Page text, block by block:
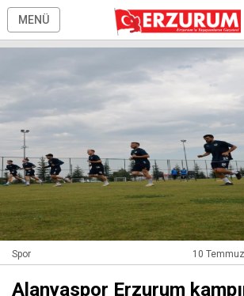
MENÜ
Spor 10
Alanyaspor Erzurum